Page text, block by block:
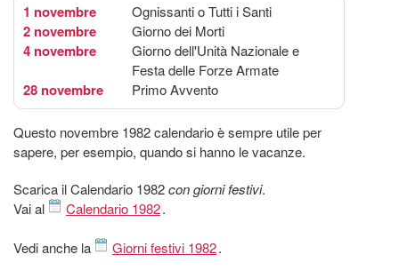
1 novembre Ognissanti o Tutti i Santi
2 novembre Giorno dei Morti
4 novembre
Giorno dell'Unità Nazionale e
Festa delle Forze Armate
28 novembre Primo Avvento
Questo novembre 1982 calendario è sempre utile per
sapere, per esempio, quando si hanno le vacanze.
Scarica il Calendario 1982con giorni festivi.
Vai al
Calendario 1982.
Vedi anche la Giorni festivi 1982.